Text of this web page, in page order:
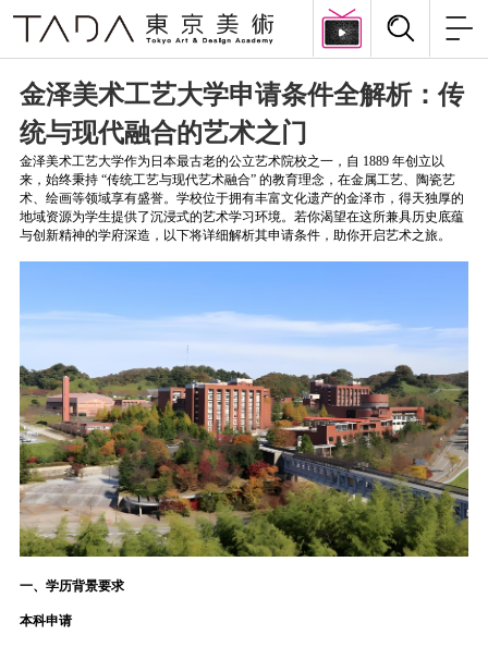
金泽美术工艺大学申请条件全解析：传
统与现代融合的艺术之门
金泽美术工艺大学作为日本最古老的公立艺术院校之一，自 1889 年创立以
来，始终秉持 “传统工艺与现代艺术融合” 的教育理念，在金属工艺、陶瓷艺
术、绘画等领域享有盛誉。学校位于拥有丰富文化遗产的金泽市，得天独厚的
地域资源为学生提供了沉浸式的艺术学习环境。若你渴望在这所兼具历史底蕴
与创新精神的学府深造，以下将详细解析其申请条件，助你开启艺术之旅。
一、学历背景要求
本科申请